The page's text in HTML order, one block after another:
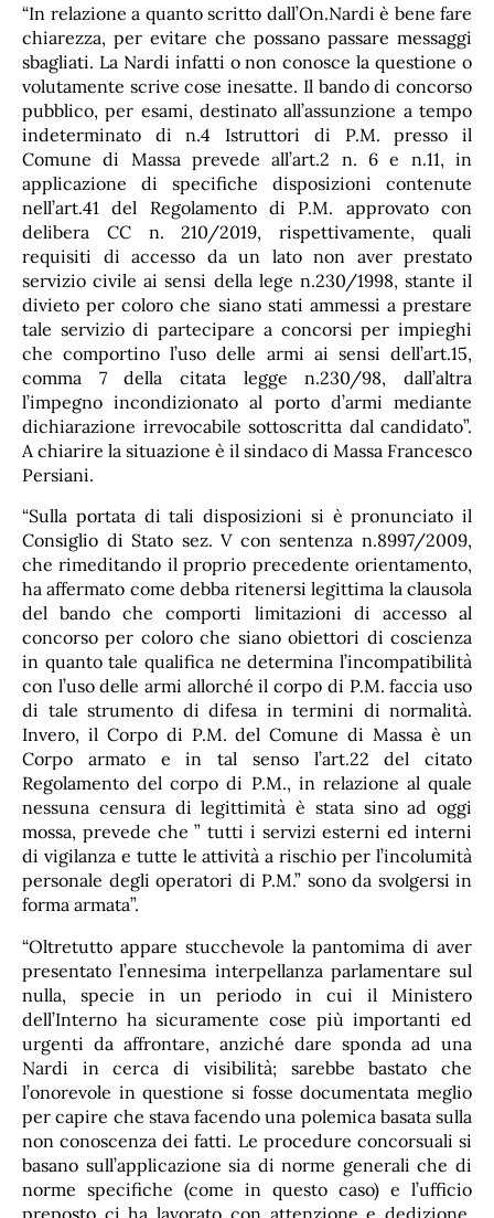
“In relazione a quanto scritto dall’On.Nardi è bene fare
chiarezza, per evitare che possano passare messaggi
sbagliati. La Nardi infatti o non conosce la questione o
volutamente scrive cose inesatte. Il bando di concorso
pubblico, per esami, destinato all’assunzione a tempo
indeterminato di n.4 Istruttori di P.M. presso il
Comune di Massa prevede all’art.2 n. 6 e n.11, in
applicazione di specifiche disposizioni contenute
nell’art.41 del Regolamento di P.M. approvato con
delibera CC n. 210/2019, rispettivamente, quali
requisiti di accesso da un lato non aver prestato
servizio civile ai sensi della lege n.230/1998, stante il
divieto per coloro che siano stati ammessi a prestare
tale servizio di partecipare a concorsi per impieghi
che comportino l’uso delle armi ai sensi dell’art.15,
comma 7 della citata legge n.230/98, dall’altra
l’impegno incondizionato al porto d’armi mediante
dichiarazione irrevocabile sottoscritta dal candidato”.
A chiarire la situazione è il sindaco di Massa Francesco
Persiani.
“Sulla portata di tali disposizioni si è pronunciato il
Consiglio di Stato sez. V con sentenza n.8997/2009,
che rimeditando il proprio precedente orientamento,
ha affermato come debba ritenersi legittima la clausola
del bando che comporti limitazioni di accesso al
concorso per coloro che siano obiettori di coscienza
in quanto tale qualifica ne determina l’incompatibilità
con l’uso delle armi allorché il corpo di P.M. faccia uso
di tale strumento di difesa in termini di normalità.
Invero, il Corpo di P.M. del Comune di Massa è un
Corpo armato e in tal senso l’art.22 del citato
Regolamento del corpo di P.M., in relazione al quale
nessuna censura di legittimità è stata sino ad oggi
mossa, prevede che ” tutti i servizi esterni ed interni
di vigilanza e tutte le attività a rischio per l’incolumità
personale degli operatori di P.M.” sono da svolgersi in
forma armata”.
“Oltretutto appare stucchevole la pantomima di aver
presentato l’ennesima interpellanza parlamentare sul
nulla, specie in un periodo in cui il Ministero
dell’Interno ha sicuramente cose più importanti ed
urgenti da affrontare, anziché dare sponda ad una
Nardi in cerca di visibilità; sarebbe bastato che
l’onorevole in questione si fosse documentata meglio
per capire che stava facendo una polemica basata sulla
non conoscenza dei fatti. Le procedure concorsuali si
basano sull’applicazione sia di norme generali che di
norme specifiche (come in questo caso) e l’ufficio